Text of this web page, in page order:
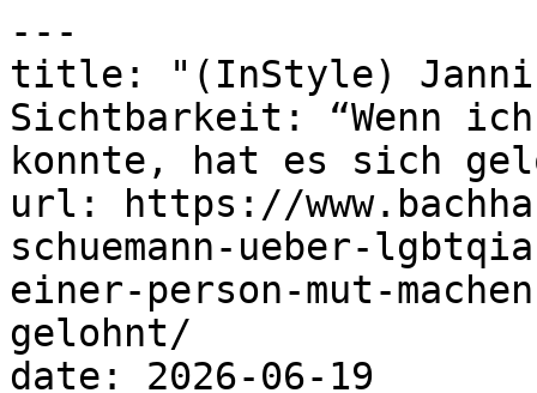
---
title: "(InStyle) Jannik
Sichtbarkeit: “Wenn ich
konnte, hat es sich
url: https://
schuemann-ueber-
einer-person-mut-
gelohnt/
date: 2026-06-19